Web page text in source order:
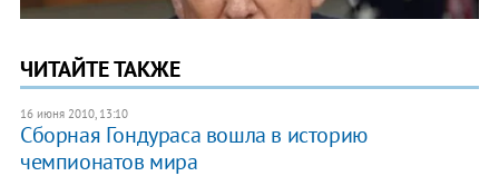
ЧИТАЙТЕ ТАКЖЕ
16 июня 2010, 13:10
Сборная Гондураса вошла в историю
чемпионатов мира